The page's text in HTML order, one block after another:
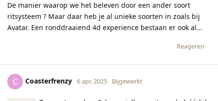
De manier waarop we het beleven door een ander soort
ritsysteem ? Maar daar heb je al unieke soorten in zoals bij
Avatar. Een ronddraaiend 4d experience bestaan er ook al...
Reageren
C Coasterfrenzy 6 apr. 2025 Bijgewerkt